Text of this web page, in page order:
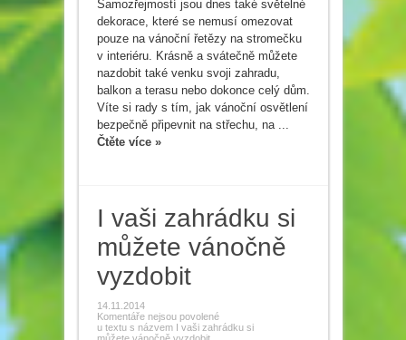
Samozřejmostí jsou dnes také světelné
dekorace, které se nemusí omezovat
pouze na vánoční řetězy na stromečku
v interiéru. Krásně a svátečně můžete
nazdobit také venku svoji zahradu,
balkon a terasu nebo dokonce celý dům.
Víte si rady s tím, jak vánoční osvětlení
bezpečně připevnit na střechu, na ...
Čtěte více »
I vaši zahrádku si
můžete vánočně
vyzdobit
14.11.2014
Komentáře nejsou povolené
u textu s názvem I vaši zahrádku si